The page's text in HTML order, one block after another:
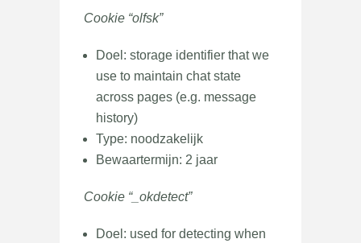
Cookie “olfsk”
Doel: storage identifier that we
use to maintain chat state
across pages (e.g. message
history)
Type: noodzakelijk
Bewaartermijn: 2 jaar
Cookie “_okdetect”
Doel: used for detecting when